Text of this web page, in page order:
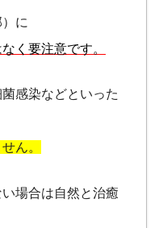
）に
く要注意です。
感染などといった
ん。
場合は自然と治癒